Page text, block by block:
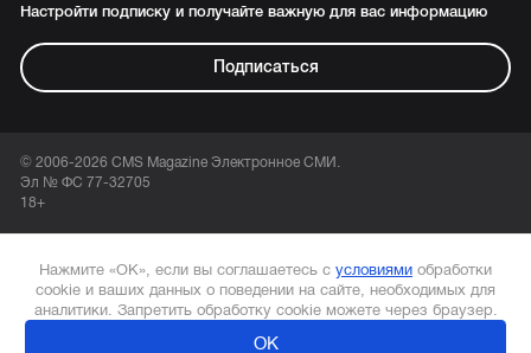
Настройти подписку и получайте важную для вас информацию
Подписаться
© 2006-2026 CMS Magazine Электронное СМИ.
Эл № ФС 77-32705
18+
Нажмите «ОК», если вы соглашаетесь с условиями обработки
cookie и ваших данных о поведении на сайте, необходимых для
аналитики. Запретить обработку cookie можете через браузер.
ОК